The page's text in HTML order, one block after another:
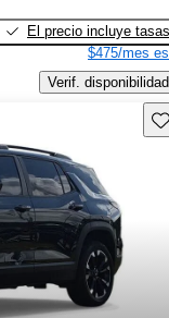
El precio incluye tasas
$475/mes
Verif. disponibilidad